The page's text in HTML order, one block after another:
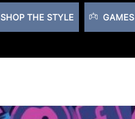
SHOP THE STYLE GAMES